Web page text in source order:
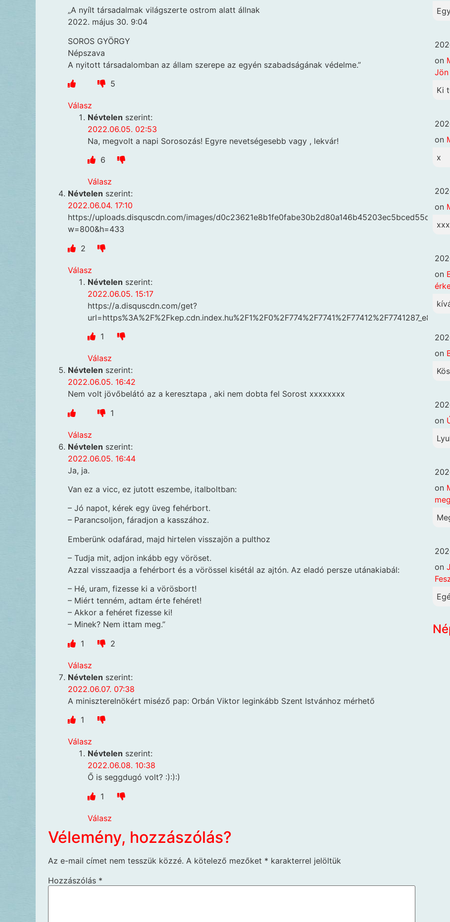
„A nyílt társadalmak világszerte ostrom alatt állnak
2022. május 30. 9:04
SOROS GYÖRGY
Népszava
A nyitott társadalomban az állam szerepe az egyén szabadságának védelme.”
5
Válasz
Névtelen szerint:
2022.06.05. 02:53
Na, megvolt a napi Sorosozás! Egyre nevetségesebb vagy , lekvár!
6
Válasz
Névtelen szerint:
2022.06.04. 17:10
https://uploads.disquscdn.com/images/
w=800&h=433
2
Válasz
Névtelen szerint:
2022.06.05. 15:17
https://a.disquscdn.com/get?
1
Válasz
Névtelen szerint:
2022.06.05. 16:42
Nem volt jövőbelátó az a keresztapa , aki nem dobta fel Sorost xxxxxxxx
1
Válasz
Névtelen szerint:
2022.06.05. 16:44
Ja, ja.
Van ez a vicc, ez jutott eszembe, italboltban:
– Jó napot, kérek egy üveg fehérbort.
– Parancsoljon, fáradjon a kasszához.
Emberünk odafárad, majd hirtelen visszajön a pulthoz
– Tudja mit, adjon inkább egy vöröset.
Azzal visszaadja a fehérbort és a vörössel kisétál az ajtón. Az eladó persze utánakiabál:
– Hé, uram, fizesse ki a vörösbort!
– Miért tenném, adtam érte fehéret!
– Akkor a fehéret fizesse ki!
– Minek? Nem ittam meg.”
1
2
Válasz
Névtelen szerint:
2022.06.07. 07:38
A miniszterelnökért miséző pap: Orbán Viktor leginkább Szent Istvánhoz mérhető
1
Válasz
Névtelen szerint:
2022.06.08. 10:38
Ő is seggdugó volt? :):):)
1
Válasz
Vélemény, hozzászólás?
Az e-mail címet nem tesszük közzé. A kötelező mezőket * karakterrel jelöltük
Hozzászólás *
on
Jön
Ki
on
x
on
on
on
on
on
on